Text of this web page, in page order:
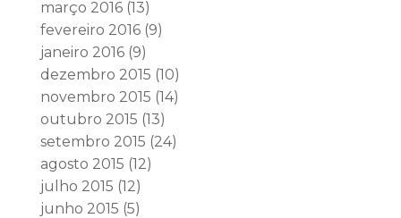
março 2016(13)
fevereiro 2016(9)
janeiro 2016(9)
dezembro 2015 (10)
novembro 2015 (14)
outubro 2015 (13)
setembro 2015 (24)
agosto 2015 (12)
julho 2015 (12)
junho 2015 (5)